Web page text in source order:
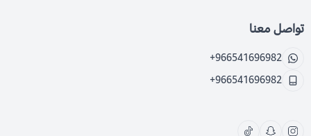
تواصل معنا
+966541696982
+966541696982